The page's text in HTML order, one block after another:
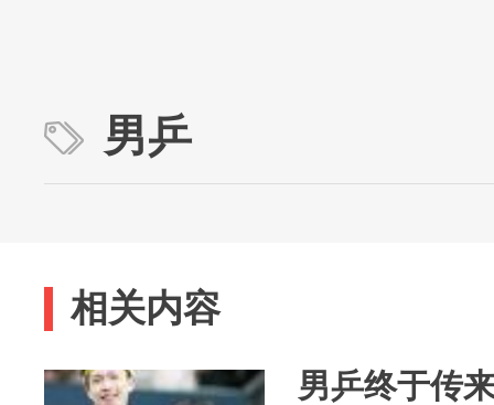
男乒
相关内容
男乒终于传